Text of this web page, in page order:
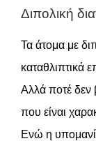
Διπολική
Τα άτομα με
καταθλιπτικά
Αλλά ποτέ δεν
που είναι
Ενώ η